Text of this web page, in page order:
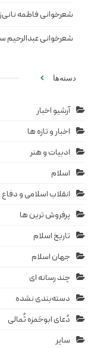
شعرخوانی فاطمه
شعرخوانی
دسته‌ها
آرشیو اخبار
اخبار و تازه ها
ادبیات و هنر
اسلام
انقلاب اسلامی و
پرفروش ترین ها
تاریخ اسلام
جهان اسلام
چند رسانه ای
دسته‌بندی نشده
دُعای ابوحَمزه ثُمالی
سایر